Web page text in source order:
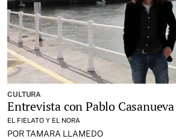
CULTURA
Entrevista con Pablo Casanueva
EL FIELATO Y EL NORA
POR TAMARA LLAMEDO